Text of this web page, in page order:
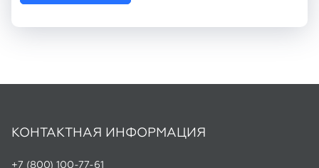
КОНТАКТНАЯ ИНФОРМАЦИЯ
Склад: